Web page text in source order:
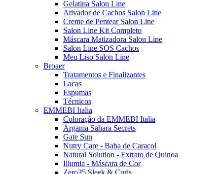
Gelatina Salon Line
Ativador de Cachos Salon Line
Creme de Pentear Salon Line
Salon Line Kit Completo
Máscara Matizadora Salon Line
Salon Line SOS Cachos
Meu Liso Salon Line
Broaer
Tratamentos e Finalizantes
Lacas
Espumas
Técnicos
EMMEBI Italia
Coloração da EMMEBI Italia
Argania Sahara Secrets
Gate Sun
Nutry Care - Baba de Caracol
Natural Solution - Extrato de Quinoa
Illumia - Máscara de Cor
Zero35 Sleek & Curls